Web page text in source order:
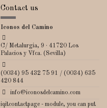
Contact us
Iconos del Camino
C/ Metalurgia, 9 · 41720 Los
Palacios y Vfca. (Sevilla)
(0034) 95 432 75 91 / (0034) 635
420 844
info@iconosdelcamino.com
iqitcontactpage - module, you can put